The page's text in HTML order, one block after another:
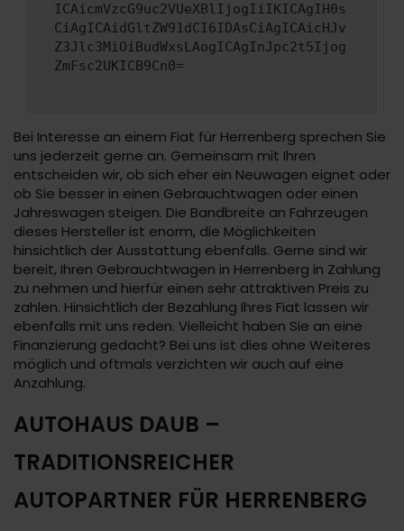
ICAicmVzcG9uc2VUeXBlIjogIiIKICAgIH0s
CiAgICAidGltZW91dCI6IDAsCiAgICAicHJv
Z3Jlc3MiOiBudWxsLAogICAgInJpc2t5Ijog
ZmFsc2UKICB9Cn0=
Bei Interesse an einem Fiat für Herrenberg sprechen Sie
uns jederzeit gerne an. Gemeinsam mit Ihren
entscheiden wir, ob sich eher ein Neuwagen eignet oder
ob Sie besser in einen Gebrauchtwagen oder einen
Jahreswagen steigen. Die Bandbreite an Fahrzeugen
dieses Hersteller ist enorm, die Möglichkeiten
hinsichtlich der Ausstattung ebenfalls. Gerne sind wir
bereit, Ihren Gebrauchtwagen in Herrenberg in Zahlung
zu nehmen und hierfür einen sehr attraktiven Preis zu
zahlen. Hinsichtlich der Bezahlung Ihres Fiat lassen wir
ebenfalls mit uns reden. Vielleicht haben Sie an eine
Finanzierung gedacht? Bei uns ist dies ohne Weiteres
möglich und oftmals verzichten wir auch auf eine
Anzahlung.
AUTOHAUS DAUB –
TRADITIONSREICHER
AUTOPARTNER FÜR HERRENBERG